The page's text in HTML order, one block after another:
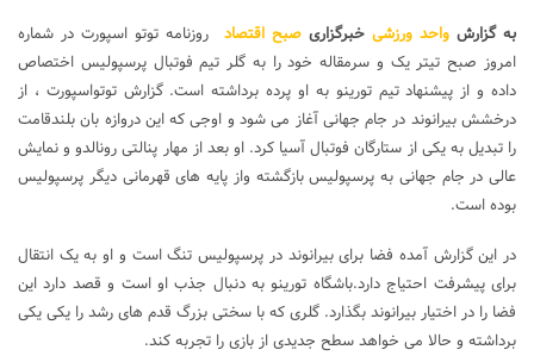
به گزارشواحد ورزشی خبرگزاریصبح اقتصاد روزنامه توتو اسپورت در شماره
امروز صبح تیتر یک و سرمقاله خود را به گلر تیم فوتبال پرسپولیس اختصاص
داده و از پیشنهاد تیم تورینو به او پرده برداشته است. گزارش توتواسپورت ، از
درخشش بیرانوند در جام جهانی آغاز می شود و اوجی که این دروازه بان بلندقامت
را تبدیل به یکی از ستارگان فوتبال آسیا کرد. او بعد از مهار پنالتی رونالدو و نمایش
عالی در جام جهانی به پرسپولیس بازگشته واز پایه های قهرمانی دیگر پرسپولیس
بوده است.
در این گزارش آمده فضا برای بیرانوند در پرسپولیس تنگ است و او به یک انتقال
برای پیشرفت احتیاج دارد.باشگاه تورینو به دنبال جذب او است و قصد دارد این
فضا را در اختیار بیرانوند بگذارد. گلری که با سختی بزرگ قدم های رشد را یکی یکی
برداشته و حالا می خواهد سطح جدیدی از بازی را تجربه کند.